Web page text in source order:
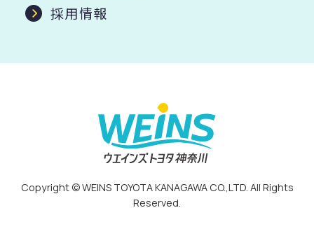
採用情報
Copyright © WEINS TOYOTA KANAGAWA CO.,LTD. All Rights
Reserved.